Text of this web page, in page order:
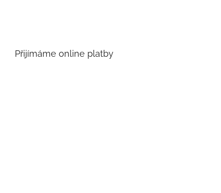
Přijímáme online platby